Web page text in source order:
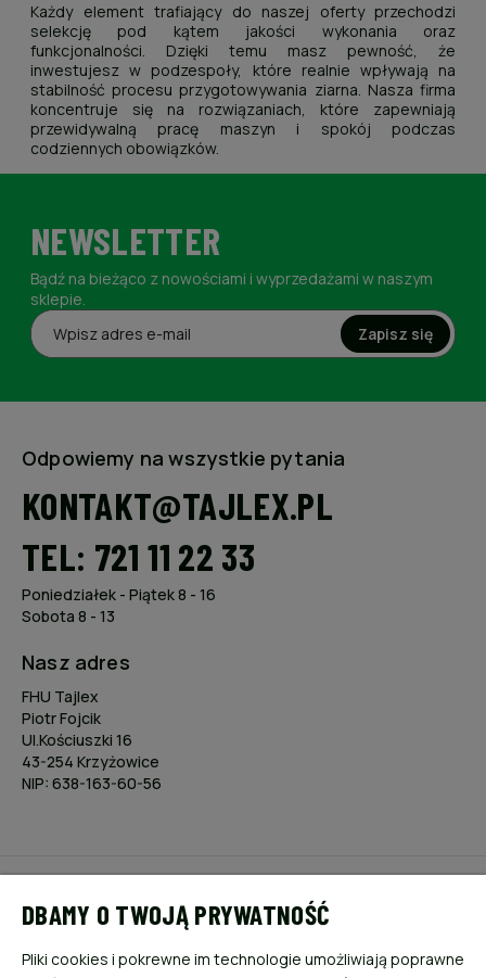
Każdy element trafiający do naszej oferty przechodzi
selekcję pod kątem jakości wykonania oraz
funkcjonalności. Dzięki temu masz pewność, że
inwestujesz w podzespoły, które realnie wpływają na
stabilność procesu przygotowywania ziarna. Nasza firma
koncentruje się na rozwiązaniach, które zapewniają
przewidywalną pracę maszyn i spokój podczas
codziennych obowiązków.
NEWSLETTER
Bądź na bieżąco z nowościami i wyprzedażami w naszym
sklepie.
Zapisz się
Odpowiemy na wszystkie pytania
KONTAKT@TAJLEX.PL
TEL: 721 11 22 33
Poniedziałek - Piątek 8 - 16
Sobota 8 - 13
Nasz adres
FHU Tajlex
Piotr Fojcik
Ul.Kościuszki 16
43-254 Krzyżowice
NIP: 638-163-60-56
DBAMY O TWOJĄ PRYWATNOŚĆ
Pliki cookies i pokrewne im technologie umożliwiają poprawne